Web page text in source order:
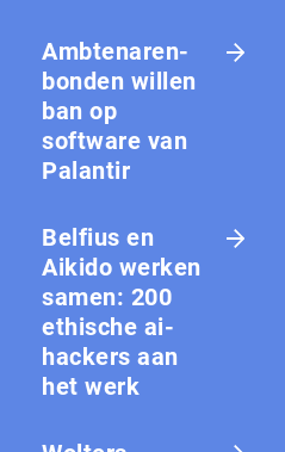
Amb­te­na­ren­
bon­den willen
ban op
software van
Palantir
Belfius en
Aikido werken
samen: 200
ethische ai-
hackers aan
het werk